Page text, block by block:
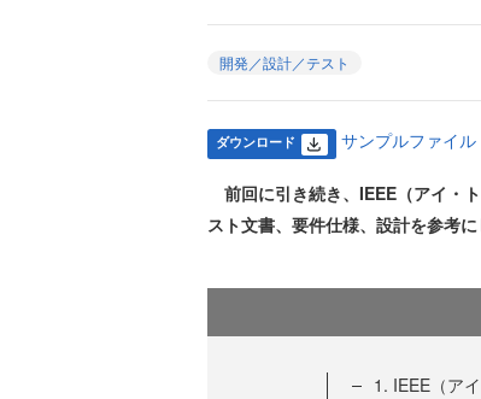
開発／設計／テスト
ダウンロード サンプルファイ
前回に引き続き、IEEE（アイ・
スト文書、要件仕様、設計を参考に
1. IEEE（ア